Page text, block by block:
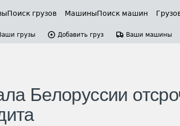
Поиск грузов МашиныПоиск машин
грузы Добавить груз Ваши машины
Белоруссии